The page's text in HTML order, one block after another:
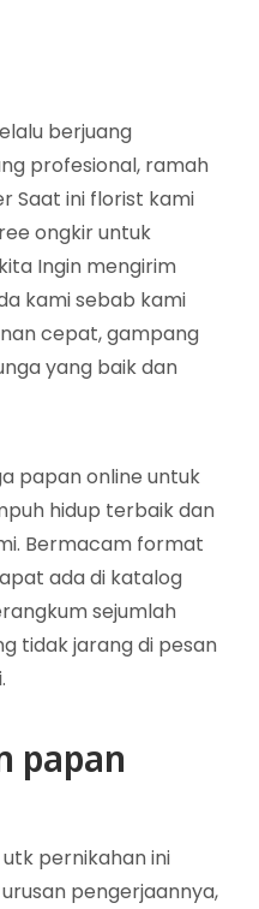
berjuang
profesional, ramah
Saat ini florist kami
ongkir untuk
Ingin mengirim
kami sebab kami
cepat, gampang
yang baik dan
papan online untuk
hidup terbaik dan
Bermacam format
ada di katalog
sejumlah
tidak jarang di pesan
papan
pernikahan ini
pengerjaannya,